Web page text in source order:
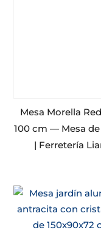
Mesa Morella
100 cm — Mesa
| Ferretería